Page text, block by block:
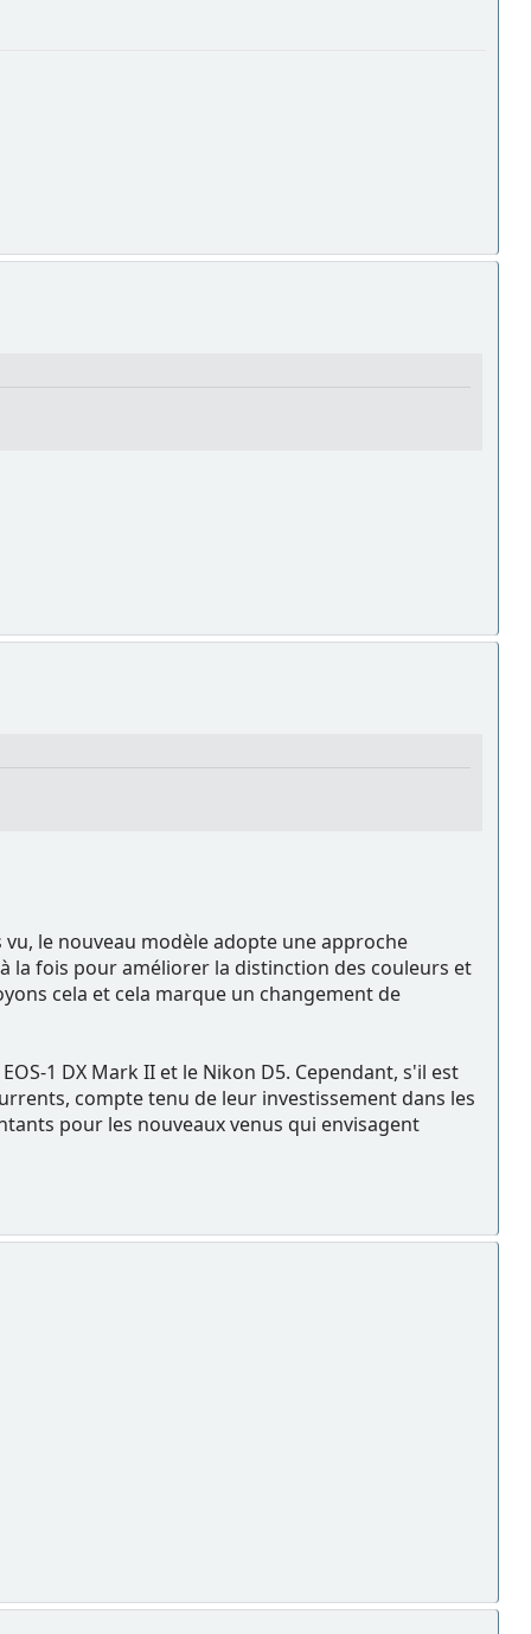
le nouveau modèle adopte une approche
la fois pour améliorer la distinction des couleurs et
cela et cela marque un changement de
1 DX Mark II et le Nikon D5. Cependant, s'il est
compte tenu de leur investissement dans les
pour les nouveaux venus qui envisagent